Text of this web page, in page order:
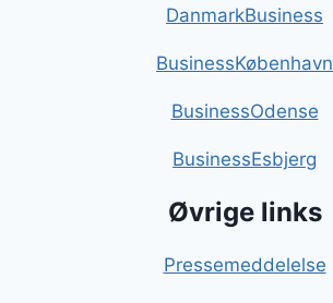
DanmarkBusiness
BusinessKøbenhavn
BusinessOdense
BusinessEsbjerg
Øvrige links
Pressemeddelelse